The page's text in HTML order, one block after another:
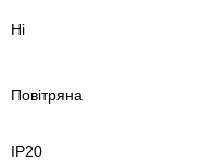
Ні
Повітряна
IP20